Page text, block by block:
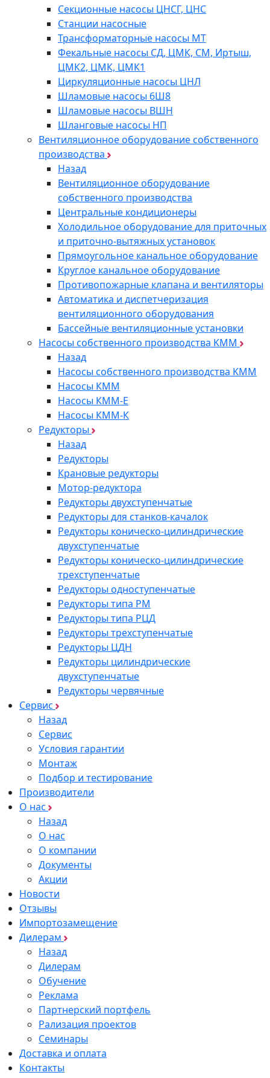
Секционные насосы ЦНСГ, ЦНС
Станции насосные
Трансформаторные насосы МТ
Фекальные насосы СД, ЦМК, СМ, Иртыш,
ЦМК2, ЦМК, ЦМК1
Циркуляционные насосы ЦНЛ
Шламовые насосы 6Ш8
Шламовые насосы ВШН
Шланговые насосы НП
Вентиляционное оборудование собственного
производства
Назад
Вентиляционное оборудование
собственного производства
Центральные кондиционеры
Холодильное оборудование для приточных
и приточно-вытяжных установок
Прямоугольное канальное оборудование
Круглое канальное оборудование
Противопожарные клапана и вентиляторы
Автоматика и диспетчеризация
вентиляционного оборудования
Бассейные вентиляционные установки
Насосы собственного производства KMM
Назад
Насосы собственного производства KMM
Насосы КММ
Насосы КММ-Е
Насосы КММ-К
Редукторы
Назад
Редукторы
Крановые редукторы
Мотор-редуктора
Редукторы двухступенчатые
Редукторы для станков-качалок
Редукторы коническо-цилиндрические
двухступенчатые
Редукторы коническо-цилиндрические
трехступенчатые
Редукторы одноступенчатые
Редукторы типа РМ
Редукторы типа РЦД
Редукторы трехступенчатые
Редукторы ЦДН
Редукторы цилиндрические
двухступенчатые
Редукторы червячные
Сервис
Назад
Сервис
Условия гарантии
Монтаж
Подбор и тестирование
Производители
О нас
Назад
О нас
О компании
Документы
Акции
Новости
Отзывы
Импортозамещение
Дилерам
Назад
Дилерам
Обучение
Реклама
Партнерский портфель
Рализация проектов
Семинары
Доставка и оплата
Контакты